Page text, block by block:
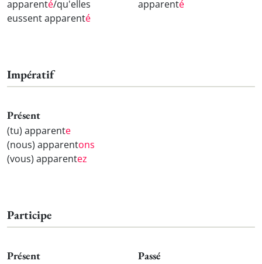
apparenté/qu'elles
eussent apparenté
apparenté
Impératif
Présent
(tu) apparente
(nous) apparentons
(vous) apparentez
Participe
Présent Passé